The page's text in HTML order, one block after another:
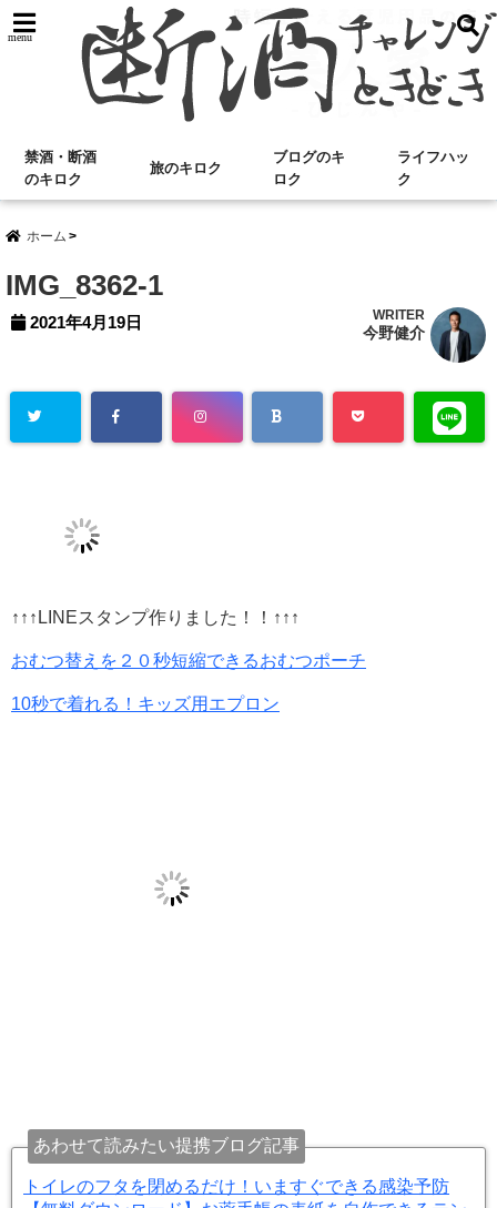
menu
禁酒・断酒
のキロク
旅のキロク
ブログのキ
ロク
ライフハッ
ク
ホーム
IMG_8362-1
2021年4月19日 WRITER
今野健介
↑↑↑LINEスタンプ作りました！！↑↑↑
おむつ替えを２０秒短縮できるおむつポーチ
10秒で着れる！キッズ用エプロン
あわせて読みたい提携ブログ記事
トイレのフタを閉めるだけ！いますぐできる感染予防